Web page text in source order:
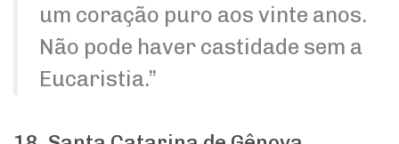
um coração puro aos vinte anos.
Não pode haver castidade sem a
Eucaristia.”